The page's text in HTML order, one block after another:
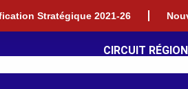
Stratégique 2021-26
CIRCUIT